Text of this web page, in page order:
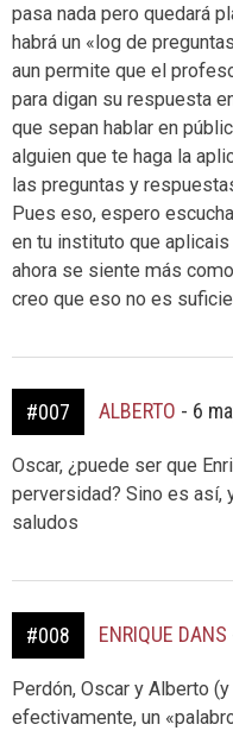
pasa nada pero quedará
habrá un «log de
aun permite que el
para digan su respuesta
que sepan hablar en
alguien que te haga la
las preguntas y
Pues eso, espero
en tu instituto que
ahora se siente más
creo que eso no es
#007 ALBERTO - 6
Oscar, ¿puede ser que
perversidad? Sino es así,
saludos
#008 ENRIQUE DANS
Perdón, Oscar y Alberto
efectivamente, un